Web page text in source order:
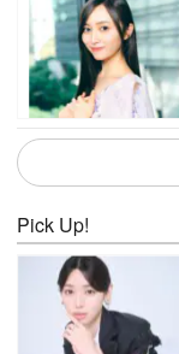
Pick Up!